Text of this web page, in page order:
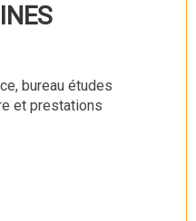
bureau études
et prestations